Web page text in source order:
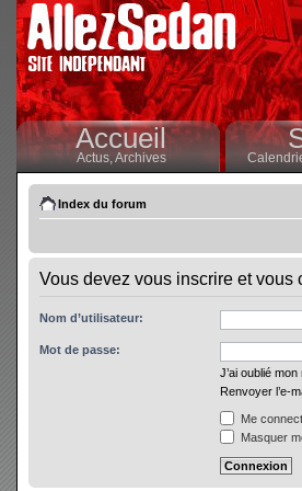
Accueil
Actus,Archives
Index du forum
Vous devez vous inscrire et vous
Nom d’utilisateur:
Mot de passe:
J’ai oublié
Renvoyer l’e-
Me
Masquer